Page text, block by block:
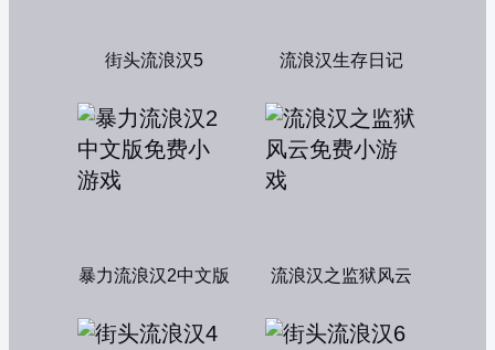
街头流浪汉5 流浪汉生存日记
暴力流浪汉2中文版 流浪汉之监狱风云